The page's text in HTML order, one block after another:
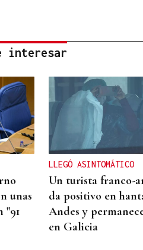
interesar
unas
"91
LLEGÓ ASINTOMÁTICO
Un turista franco-
da positivo en
Andes y
en Galicia